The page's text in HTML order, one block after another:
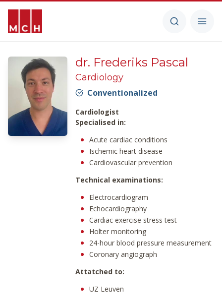
dr. Frederiks Pascal
Cardiology
Conventionalized
Cardiologist
Specialised in:
Acute cardiac conditions
Ischemic heart disease
Cardiovascular prevention
Technical examinations:
Electrocardiogram
Echocardiography
Cardiac exercise stress test
Holter monitoring
24-hour blood pressure measurement
Coronary angiograph
Attatched to:
UZ Leuven